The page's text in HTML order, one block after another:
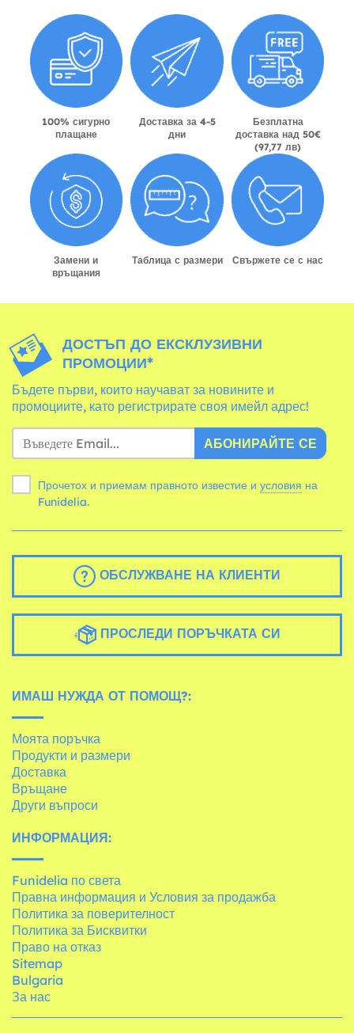
100% сигурно
плащане
Доставка за 4-5
дни
Безплатна
доставка над 50€
(97,77 лв)
Замени и
връщания
Таблица с размери Свържете се с нас
ДОСТЪП ДО ЕКСКЛУЗИВНИ
ПРОМОЦИИ*
Бъдете първи, които научават за новините и
промоциите, като регистрирате своя имейл адрес!
АБОНИРАЙТЕ СЕ
Прочетох и приемам правното известие и условия
Funidelia.
ОБСЛУЖВАНЕ НА КЛИЕНТИ
ПРОСЛЕДИ ПОРЪЧКАТА СИ
ИМАШ НУЖДА ОТ ПОМОЩ?:
Моята поръчка
Продукти и размери
Доставка
Връщане
Други въпроси
ИНФОРМАЦИЯ:
Funidelia по света
Правна информация и Условия за продажба
Политика за поверителност
Политика за Бисквитки
Право на отказ
Sitemap
Bulgaria
За нас